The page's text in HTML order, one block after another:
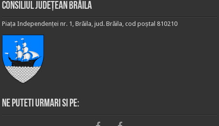
Consiliul Județean Brăila
Piața Independenței nr. 1, Brăila, jud. Brăila, cod poștal 810210
Ne puteti urmari si pe: